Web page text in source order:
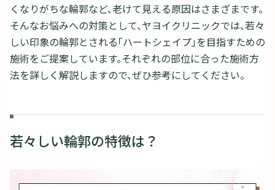
くなりがちな輪郭など、老けて見える原因はさまざまです。
そんなお悩みへの対策として、ヤヨイクリニックでは、若々
しい印象の輪郭とされる「ハートシェイプ」を目指すための
施術をご提案しています。それぞれの部位に合った施術方
法を詳しく解説しますので、ぜひ参考にしてください。
若々しい輪郭の特徴は？